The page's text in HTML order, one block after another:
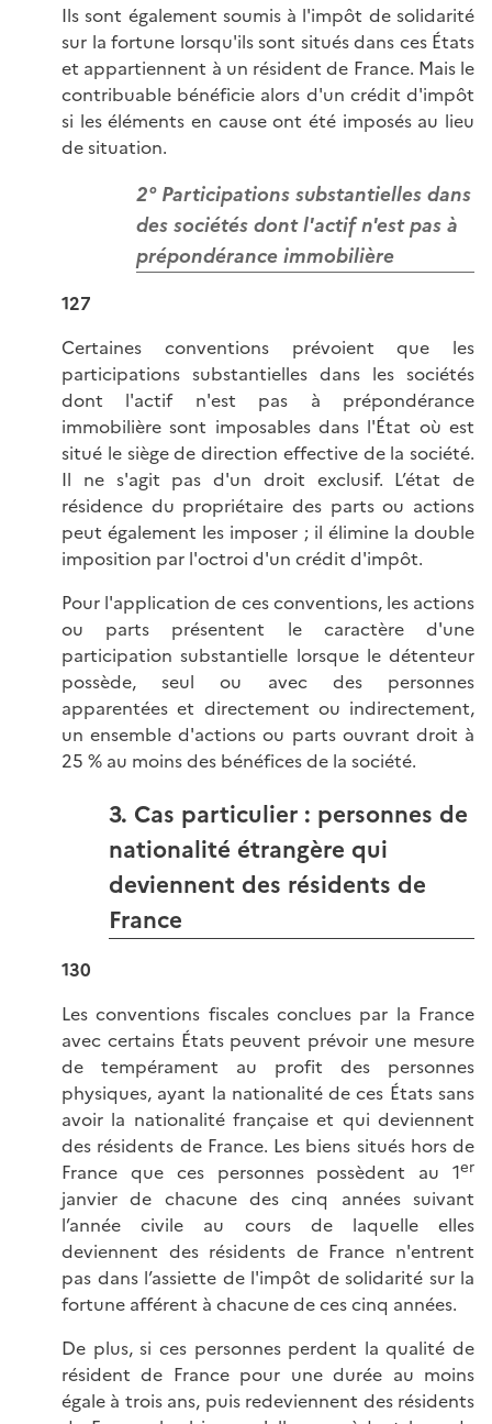
Ils sont également soumis à l'impôt de solidarité
sur la fortune lorsqu'ils sont situés dans ces États
et appartiennent à un résident de France. Mais le
contribuable bénéficie alors d'un crédit d'impôt
si les éléments en cause ont été imposés au lieu
de situation.
2° Participations substantielles dans
des sociétés dont l'actif n'est pas à
prépondérance immobilière
127
Certaines conventions prévoient que les
participations substantielles dans les sociétés
dont l'actif n'est pas à prépondérance
immobilière sont imposables dans l'État où est
situé le siège de direction effective de la société.
Il ne s'agit pas d'un droit exclusif. L’état de
résidence du propriétaire des parts ou actions
peut également les imposer ; il élimine la double
imposition par l'octroi d'un crédit d'impôt.
Pour l'application de ces conventions, les actions
ou parts présentent le caractère d'une
participation substantielle lorsque le détenteur
possède, seul ou avec des personnes
apparentées et directement ou indirectement,
un ensemble d'actions ou parts ouvrant droit à
25 % au moins des bénéfices de la société.
3. Cas particulier : personnes de
nationalité étrangère qui
deviennent des résidents de
France
130
Les conventions fiscales conclues par la France
avec certains États peuvent prévoir une mesure
de tempérament au profit des personnes
physiques, ayant la nationalité de ces États sans
avoir la nationalité française et qui deviennent
des résidents de France. Les biens situés hors de
France que ces personnes possèdent au 1er
janvier de chacune des cinq années suivant
l’année civile au cours de laquelle elles
deviennent des résidents de France n'entrent
pas dans l’assiette de l'impôt de solidarité sur la
fortune afférent à chacune de ces cinq années.
De plus, si ces personnes perdent la qualité de
résident de France pour une durée au moins
égale à trois ans, puis redeviennent des résidents